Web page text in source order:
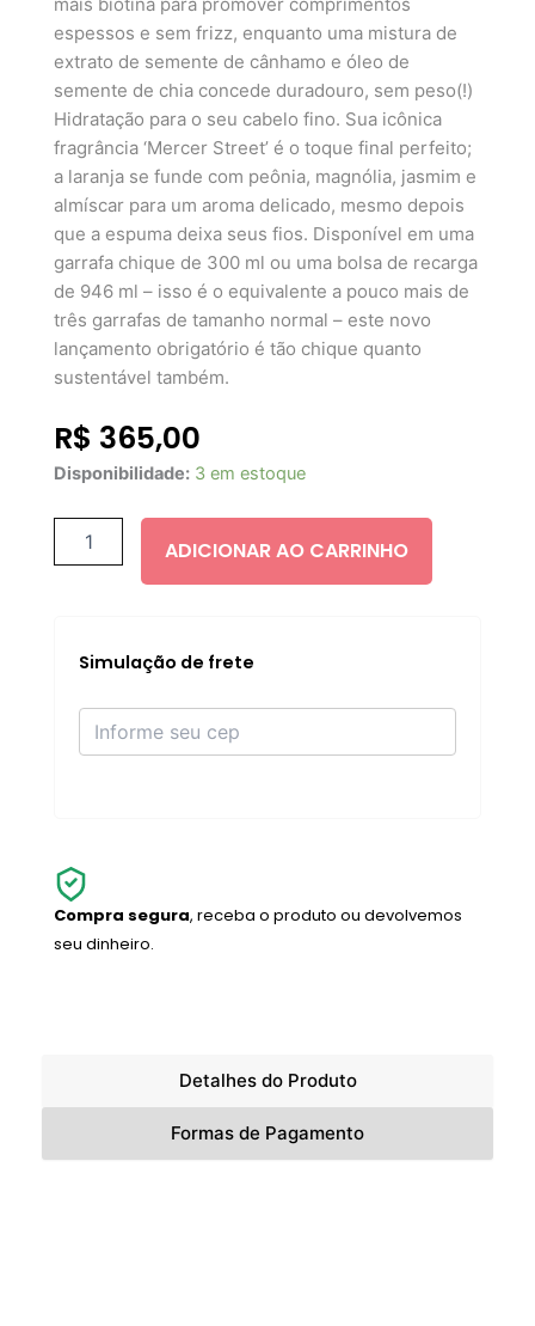
mais biotina para promover comprimentos
espessos e sem frizz, enquanto uma mistura de
extrato de semente de cânhamo e óleo de
semente de chia concede duradouro, sem peso(!)
Hidratação para o seu cabelo fino. Sua icônica
fragrância ‘Mercer Street’ é o toque final perfeito;
a laranja se funde com peônia, magnólia, jasmim e
almíscar para um aroma delicado, mesmo depois
que a espuma deixa seus fios. Disponível em uma
garrafa chique de 300 ml ou uma bolsa de recarga
de 946 ml – isso é o equivalente a pouco mais de
três garrafas de tamanho normal – este novo
lançamento obrigatório é tão chique quanto
sustentável também.
R$ 365,00
Disponibilidade: 3 em estoque
OUAI
HAIR
SHAMPOO
300ML
quantidade
ADICIONAR AO CARRINHO
Simulação de frete
Compra segura, receba o produto ou devolvemos
seu dinheiro.
Detalhes do Produto
Formas de Pagamento